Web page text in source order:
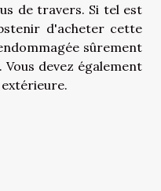
de travers. Si tel est
d'acheter cette
sûrement
devez également